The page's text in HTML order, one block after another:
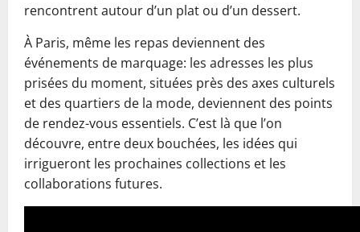
rencontrent autour d’un plat ou d’un dessert.
À Paris, même les repas deviennent des
événements de marquage: les adresses les plus
prisées du moment, situées près des axes culturels
et des quartiers de la mode, deviennent des points
de rendez-vous essentiels. C’est là que l’on
découvre, entre deux bouchées, les idées qui
irrigueront les prochaines collections et les
collaborations futures.